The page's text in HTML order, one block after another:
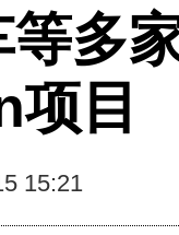
多
目
15:21